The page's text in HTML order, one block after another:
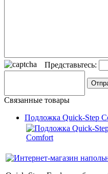
Представьтесь:
Связанные товары
Подложка Quick-Step